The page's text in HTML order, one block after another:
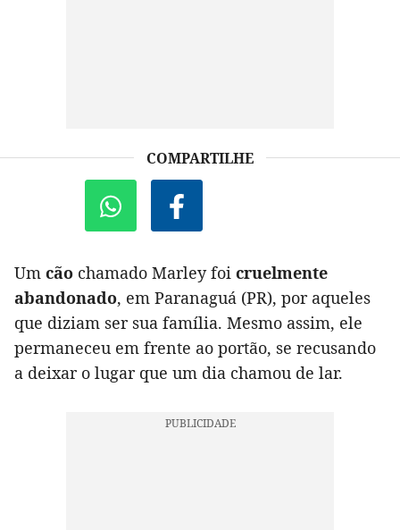
COMPARTILHE
Um cão chamado Marley foi cruelmente
abandonado, em Paranaguá (PR), por aqueles
que diziam ser sua família. Mesmo assim, ele
permaneceu em frente ao portão, se recusando
a deixar o lugar que um dia chamou de lar.